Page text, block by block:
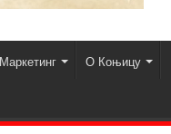
Маркетинг О Коњицу